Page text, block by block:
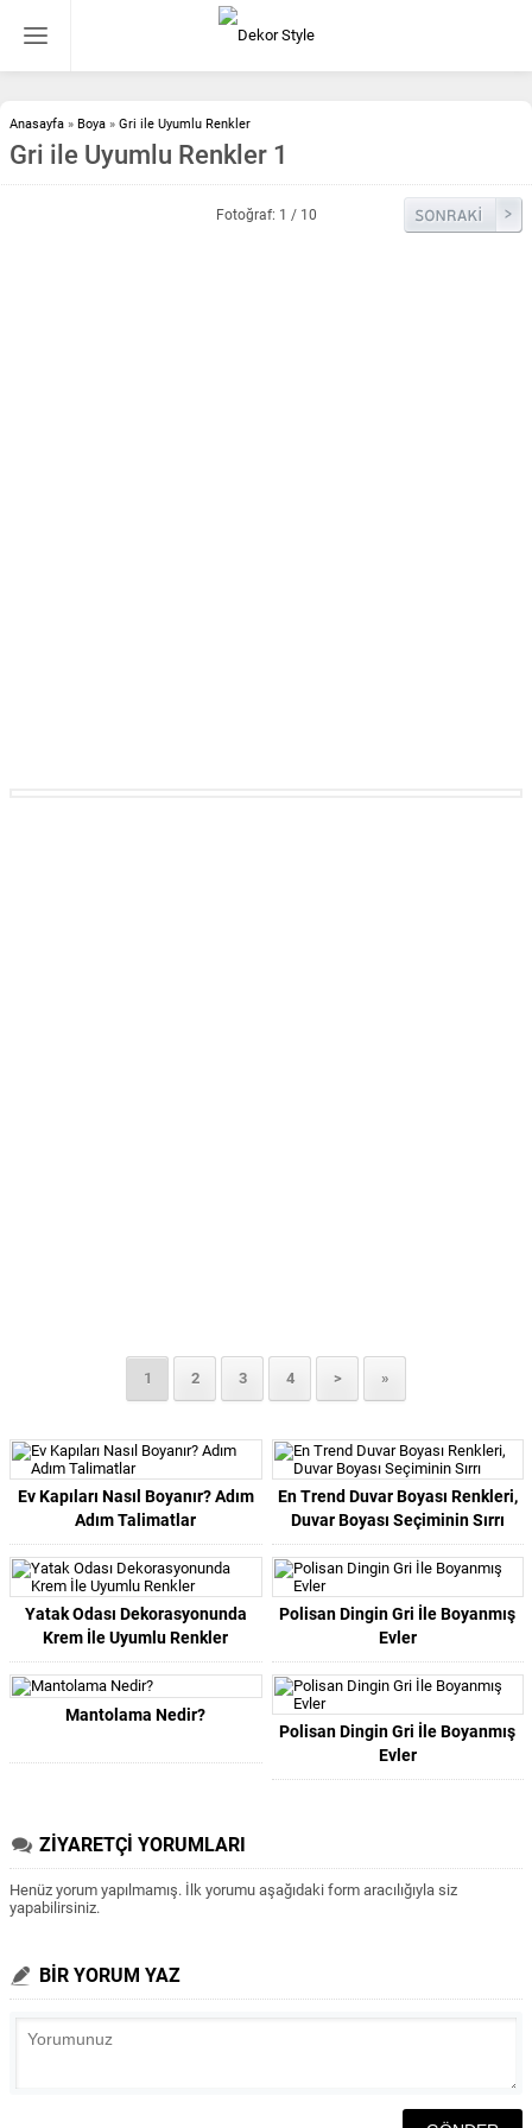
Anasayfa » Boya » Gri ile Uyumlu Renkler
Gri ile Uyumlu Renkler 1
Fotoğraf: 1 / 10
1 2 3 4 > »
Ev Kapıları Nasıl Boyanır? Adım
Adım Talimatlar
En Trend Duvar Boyası Renkleri,
Duvar Boyası Seçiminin Sırrı
Yatak Odası Dekorasyonunda
Krem İle Uyumlu Renkler
Polisan Dingin Gri İle Boyanmış
Evler
Mantolama Nedir?
Polisan Dingin Gri İle Boyanmış
Evler
ZİYARETÇİ YORUMLARI
Henüz yorum yapılmamış. İlk yorumu aşağıdaki form aracılığıyla siz
yapabilirsiniz.
BİR YORUM YAZ